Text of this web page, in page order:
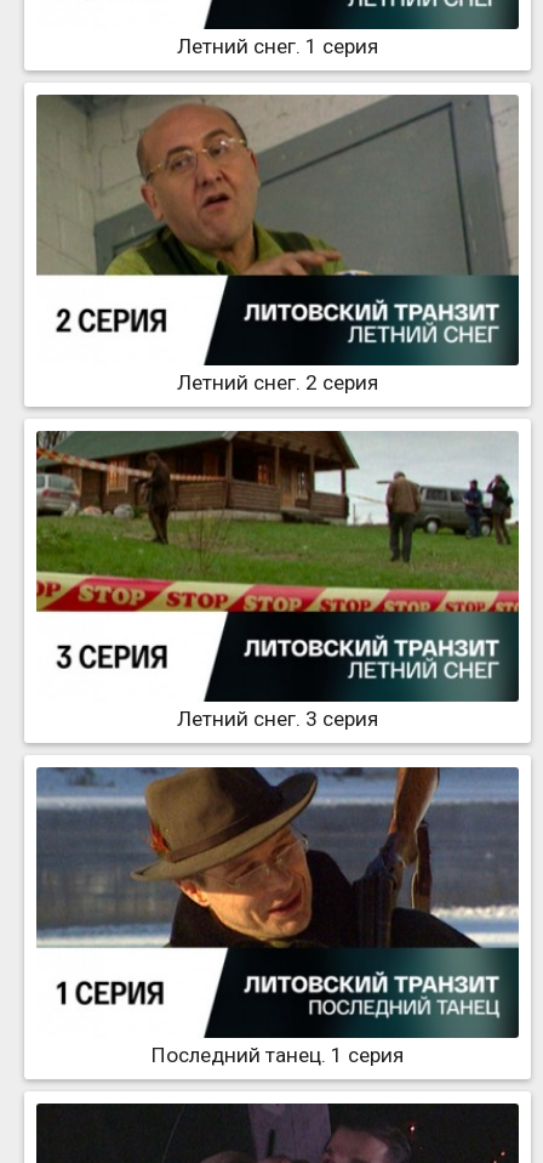
Летний снег. 1 серия
Летний снег. 2 серия
Летний снег. 3 серия
Последний танец. 1 серия